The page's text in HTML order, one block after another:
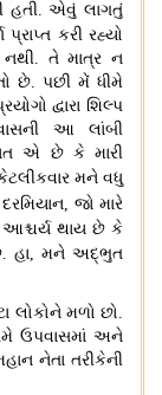
હતી. એવું લાગતું
કરી રહ્યો
નથી. તે માત્ર ન
છે. પછી મેં ધીમે
દ્વારા શિલ્પ
આ લાંબી
એ છે કે મારી
મને વધુ
, જો મારે
આશ્ચર્ય થાય છે કે
. હા, મને અદ્ભુત
લોકોને મળો છો.
ઉપવાસમાં અને
નેતા તરીકેની